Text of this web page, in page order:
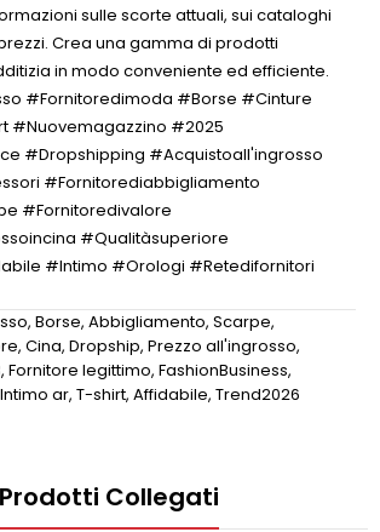
sulle scorte attuali, sui cataloghi
Crea una gamma di prodotti
in modo conveniente ed efficiente.
#Fornitoredimoda #Borse #Cinture
#Nuovemagazzino #2025
#Dropshipping #Acquistoall'ingrosso
#Fornitorediabbigliamento
#Fornitoredivalore
#Qualitàsuperiore
#Intimo #Orologi #Retedifornitori
, Borse, Abbigliamento, Scarpe,
, Cina, Dropship, Prezzo all'ingrosso,
, Fornitore legittimo, FashionBusiness,
Intimo ar, T-shirt, Affidabile, Trend2026
Prodotti Collegati